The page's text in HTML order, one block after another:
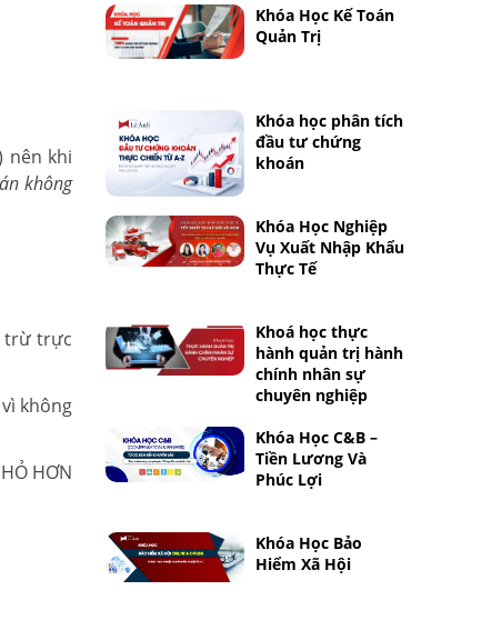
nên khi
không
trừ trực
không
HƠN
Khóa Học Kế Toán
Quản Trị
Khóa học phân tích
đầu tư chứng
khoán
Khóa Học Nghiệp
Vụ Xuất Nhập Khẩu
Thực Tế
Khoá học thực
hành quản trị hành
chính nhân sự
chuyên nghiệp
Khóa Học C&B –
Tiền Lương Và
Phúc Lợi
Khóa Học Bảo
Hiểm Xã Hội